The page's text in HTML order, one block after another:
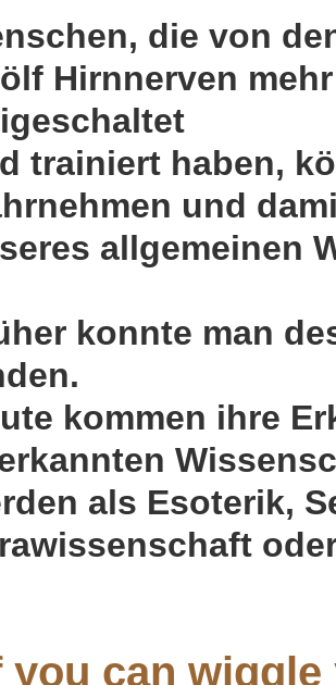
die von
Hirnnerven
trainiert haben,
und
allgemeinen
konnte man
kommen ihre
als Esoterik,
you can